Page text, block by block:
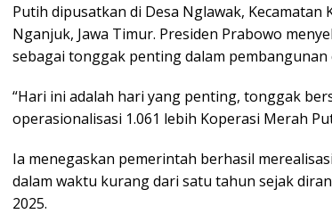
Putih dipusatkan di Desa Nglawak, Kecamatan
Nganjuk, Jawa Timur. Presiden Prabowo
sebagai tonggak penting dalam pembangunan
“Hari ini adalah hari yang penting, tonggak
operasionalisasi 1.061 lebih Koperasi Merah
Ia menegaskan pemerintah berhasil
dalam waktu kurang dari satu tahun sejak
2025.